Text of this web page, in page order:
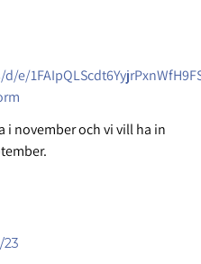
i november och vi vill ha in
23